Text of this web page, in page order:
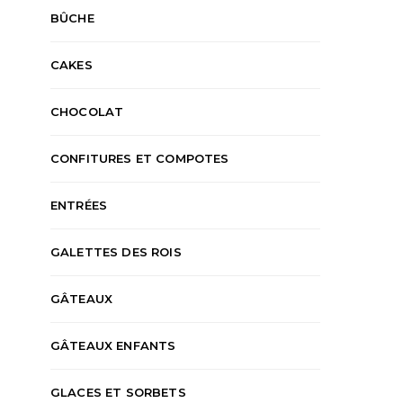
BÛCHE
CAKES
CHOCOLAT
CONFITURES ET COMPOTES
ENTRÉES
GALETTES DES ROIS
GÂTEAUX
GÂTEAUX ENFANTS
GLACES ET SORBETS